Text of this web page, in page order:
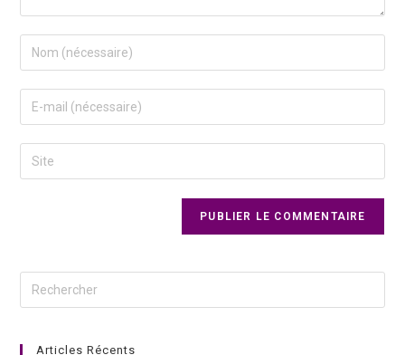
Articles Récents